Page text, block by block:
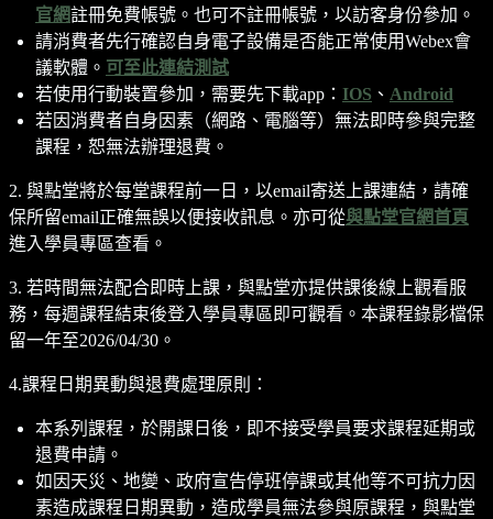
官網註冊免費帳號。也可不註冊帳號，以訪客身份參加。
請消費者先行確認自身電子設備是否能正常使用Webex會
議軟體。 可至此連結測試
若使用行動裝置參加，需要先下載app： IOS 、 Android
若因消費者自身因素（網路、電腦等）無法即時參與完整
課程，恕無法辦理退費。
2. 與點堂將於每堂課程前一日，以email寄送上課連結，請確
保所留email正確無誤以便接收訊息。亦可從與點堂官網首頁
進入學員專區查看。
3. 若時間無法配合即時上課，與點堂亦提供課後線上觀看服
務，每週課程結束後登入學員專區即可觀看。本課程錄影檔保
留一年至2026/04/30。
4.課程日期異動與退費處理原則：
本系列課程，於開課日後，即不接受學員要求課程延期或
退費申請。
如因天災、地變、政府宣告停班停課或其他等不可抗力因
素造成課程日期異動，造成學員無法參與原課程，與點堂